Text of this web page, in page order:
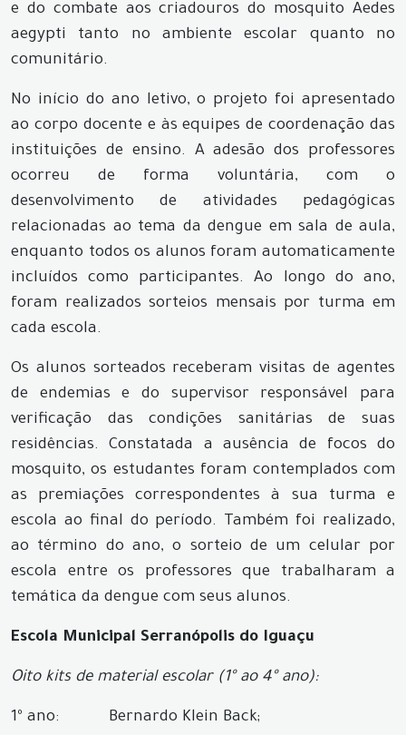
e do combate aos criadouros do mosquito Aedes
aegypti tanto no ambiente escolar quanto no
comunitário.
No início do ano letivo, o projeto foi apresentado
ao corpo docente e às equipes de coordenação das
instituições de ensino. A adesão dos professores
ocorreu de forma voluntária, com o
desenvolvimento de atividades pedagógicas
relacionadas ao tema da dengue em sala de aula,
enquanto todos os alunos foram automaticamente
incluídos como participantes. Ao longo do ano,
foram realizados sorteios mensais por turma em
cada escola.
Os alunos sorteados receberam visitas de agentes
de endemias e do supervisor responsável para
verificação das condições sanitárias de suas
residências. Constatada a ausência de focos do
mosquito, os estudantes foram contemplados com
as premiações correspondentes à sua turma e
escola ao final do período. Também foi realizado,
ao término do ano, o sorteio de um celular por
escola entre os professores que trabalharam a
temática da dengue com seus alunos.
Escola Municipal Serranópolis do Iguaçu
Oito kits de material escolar (1º ao 4º ano):
1º ano: Bernardo Klein Back;